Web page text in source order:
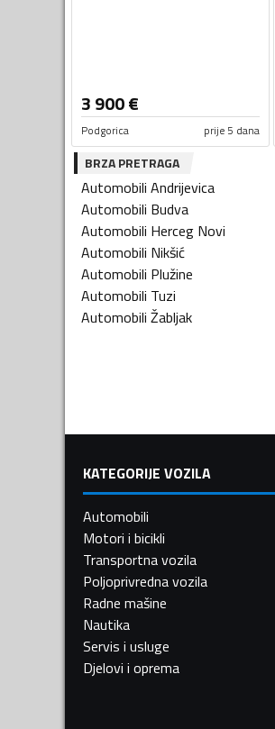
3 900€
Podgorica prije 5 dana
BRZA PRETRAGA
Automobili Andrijevica
Automobili Budva
Automobili Herceg Novi
Automobili Nikšić
Automobili Plužine
Automobili Tuzi
Automobili Žabljak
KATEGORIJE VOZILA
Automobili
Motori i bicikli
Transportna vozila
Poljoprivredna vozila
Radne mašine
Nautika
Servis i usluge
Djelovi i oprema